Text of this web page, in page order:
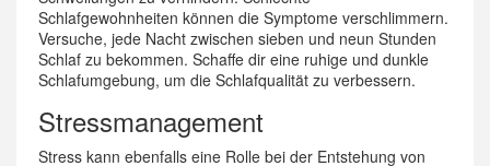
Schlafgewohnheiten können die Symptome verschlimmern.
Versuche, jede Nacht zwischen sieben und neun Stunden
Schlaf zu bekommen. Schaffe dir eine ruhige und dunkle
Schlafumgebung, um die Schlafqualität zu verbessern.
Stressmanagement
Stress kann ebenfalls eine Rolle bei der Entstehung von